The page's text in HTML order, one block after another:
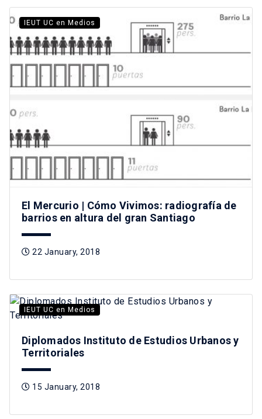
IEUT UC en Medios
El Mercurio | Cómo Vivimos: radiografía de
barrios en altura del gran Santiago
22 January, 2018
IEUT UC en Medios
Diplomados Instituto de Estudios Urbanos y
Territoriales
15 January, 2018